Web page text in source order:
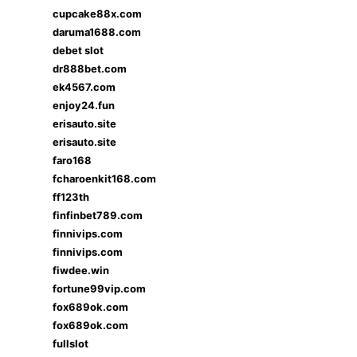
cupcake88x.com
daruma1688.com
debet slot
dr888bet.com
ek4567.com
enjoy24.fun
erisauto.site
erisauto.site
faro168
fcharoenkit168.com
ff123th
finfinbet789.com
finnivips.com
finnivips.com
fiwdee.win
fortune99vip.com
fox689ok.com
fox689ok.com
fullslot